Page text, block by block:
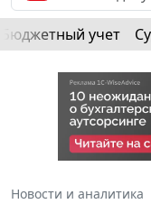
Бюджетный учет
Новости и аналитика